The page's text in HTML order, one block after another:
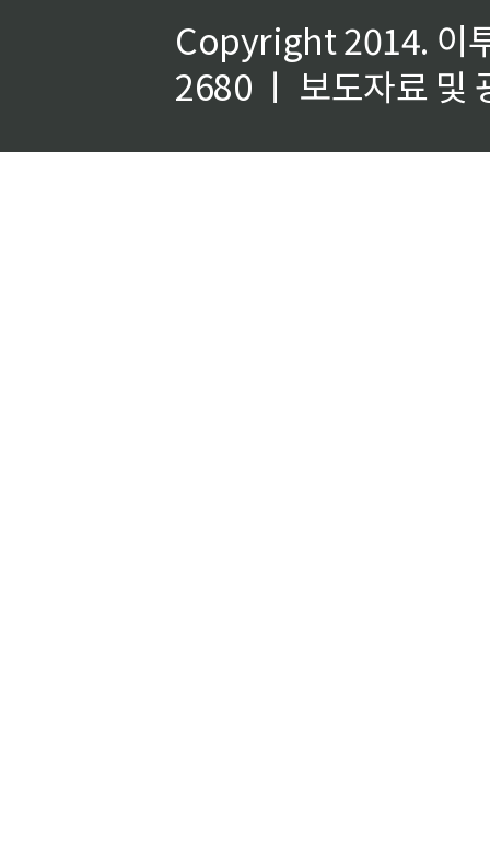
Copyright 2014. 이
2680 ㅣ 보도자료